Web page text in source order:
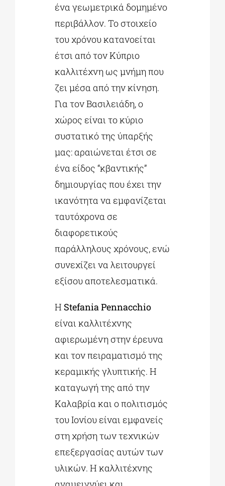
ένα γεωμετρικά δομημένο
περιβάλλον. Το στοιχείο
του χρόνου κατανοείται
έτσι από τον Κύπριο
καλλιτέχνη ως μνήμη που
ζει μέσα από την κίνηση.
Για τον Βασιλειάδη, ο
χώρος είναι το κύριο
συστατικό της ύπαρξής
μας: αραιώνεται έτσι σε
ένα είδος “κβαντικής”
δημιουργίας που έχει την
ικανότητα να εμφανίζεται
ταυτόχρονα σε
διαφορετικούς
παράλληλους χρόνους, ενώ
συνεχίζει να λειτουργεί
εξίσου αποτελεσματικά.
Η Stefania Pennacchio
είναι καλλιτέχνης
αφιερωμένη στην έρευνα
και τον πειραματισμό της
κεραμικής γλυπτικής. Η
καταγωγή της από την
Καλαβρία και ο πολιτισμός
του Ιονίου είναι εμφανείς
στη χρήση των τεχνικών
επεξεργασίας αυτών των
υλικών. Η καλλιτέχνης